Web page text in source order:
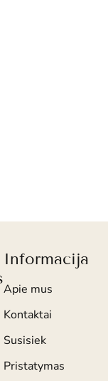
Informacija
Apie mus
Kontaktai
Susisiek
Pristatymas